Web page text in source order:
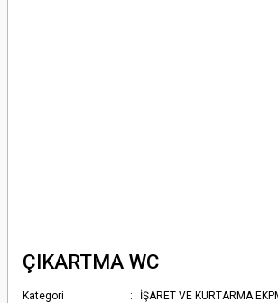
ÇIKARTMA WC
Kategori
İŞARET VE KURTARMA